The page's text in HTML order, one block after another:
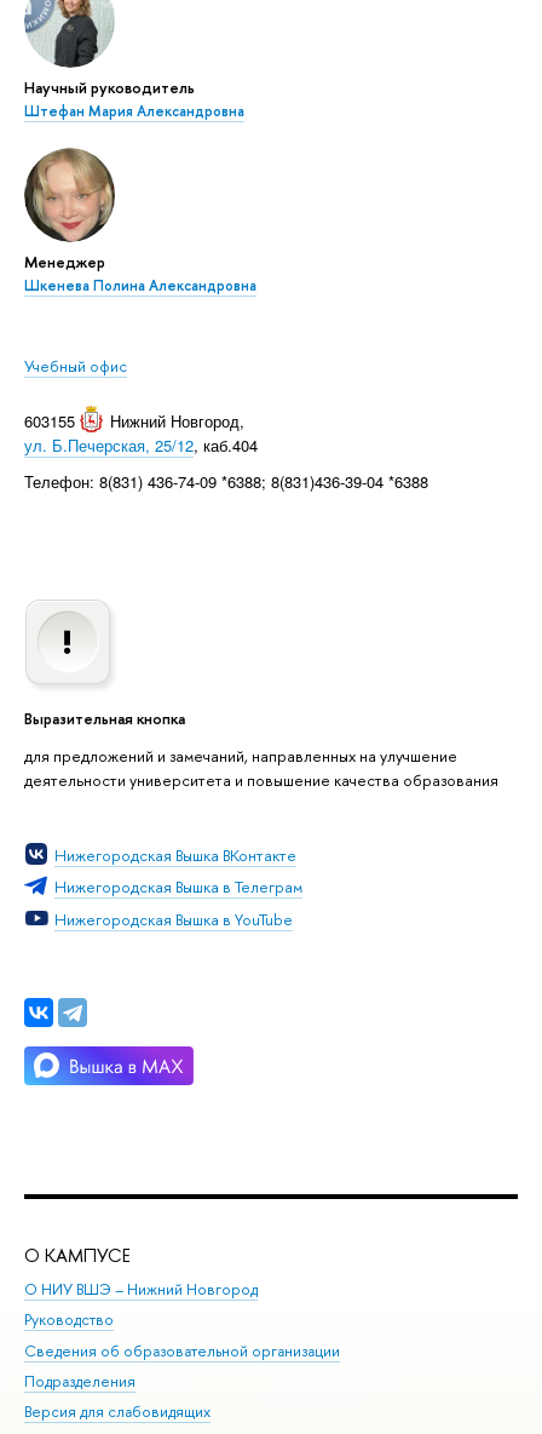
Научный руководитель
Штефан Мария Александровна
Менеджер
Шкенева Полина Александровна
Учебный офис
603155 Нижний Новгород,
ул. Б.Печерская, 25/12, каб.404
Телефон: 8(831) 436-74-09 *6388; 8(831)436-39-04 *6388
Выразительная кнопка
для предложений и замечаний, направленных на улучшение
деятельности университета и повышение качества образования
Нижегородская Вышка ВКонтакте
Нижегородская Вышка в Телеграм
Нижегородская Вышка в YouTube
О КАМПУСЕ
О НИУ ВШЭ – Нижний Новгород
Руководство
Сведения об образовательной организации
Подразделения
Версия для слабовидящих